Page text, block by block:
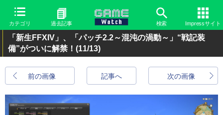
カテゴリ 過去記事 検索 Impressサイト
「新生FFXIV」、「パッチ2.2～混沌の渦動～」“戦記装
備”がついに解禁！ (11/13)
前の画像 次の画像
記事へ